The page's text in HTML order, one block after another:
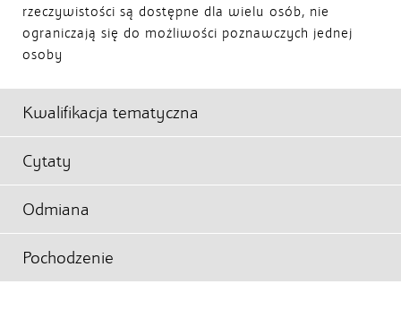
Autorzy
rzeczywistości są dostępne dla wielu osób, nie
ograniczają się do możliwości poznawczych jednej
osoby
Kwalifikacja tematyczna
Cytaty
Odmiana
Pochodzenie